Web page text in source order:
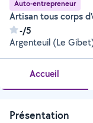
Auto-entrepreneur
Artisan tous corps
-/5
Argenteuil (Le
Accueil
Présentation